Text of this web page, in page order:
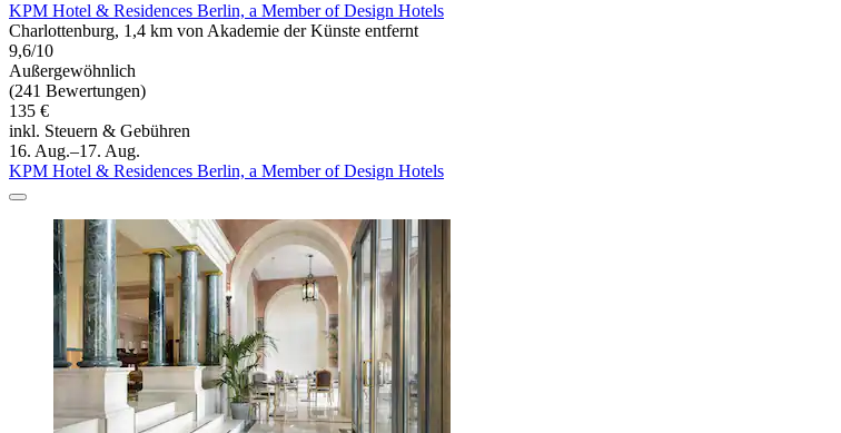
KPM Hotel & Residences Berlin, a Member of Design Hotels
Charlottenburg, 1,4 km von Akademie der Künste entfernt
9,6/10
Außergewöhnlich
(241 Bewertungen)
135 €
inkl. Steuern & Gebühren
16. Aug.–17. Aug.
KPM Hotel & Residences Berlin, a Member of Design Hotels